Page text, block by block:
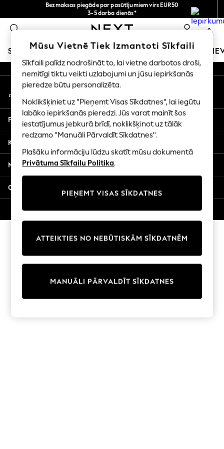
Bezmaksas piegāde par pasūtījumiem virs EUR50
3-5 darba dienās*
Tagad jūs varat
iepirkties latviešu valodā!
0
SKOLAS APĢĒRBS MEITENES ZĒNI MAZULIS
SCHOOLWEAR
All Boys Schoolwear
Shoes
Trousers
Shorts
Shirts
Polo Shirts
Sweatshirts & Jumpers
Multipacks
All Boys Sport & Swimwear
Swimwear
Tops
Joggers
An error occurred on client
Mūsu sociālie tīkli
Mans konts
Pierakstieties savā kontā
Palīdzība
Konfidencialitāte un juridiskā informācija
Nodaļas
Citi pakalpojumi
© 2026 Next Germany GmbH. Visas tiesības aizsargātas.
Mūsu Vietnē Tiek Izmantoti Sīkfaili
Sīkfaili palīdz nodrošināt to, lai vietne darbotos droši,
nemitīgi tiktu veikti uzlabojumi un jūsu iepirkšanās
pieredze būtu personalizēta.
Noklikšķiniet uz "Pieņemt Visas Sīkdatnes", lai iegūtu
labāko iepirkšanās pieredzi. Jūs varat mainīt šos
iestatījumus jebkurā brīdī, noklikšķinot uz tālāk
redzamo "Manuāli Pārvaldīt Sīkdatnes".
Plašāku informāciju lūdzu skatīt mūsu dokumentā
Privātuma Sīkfailu Politika.
PIEŅEMT VISAS SĪKDATNES
MANUĀLI PĀRVALDĪT SĪKDATNES
ATTEIKTIES NO NEBŪTISKĀM SĪKDATNĒM